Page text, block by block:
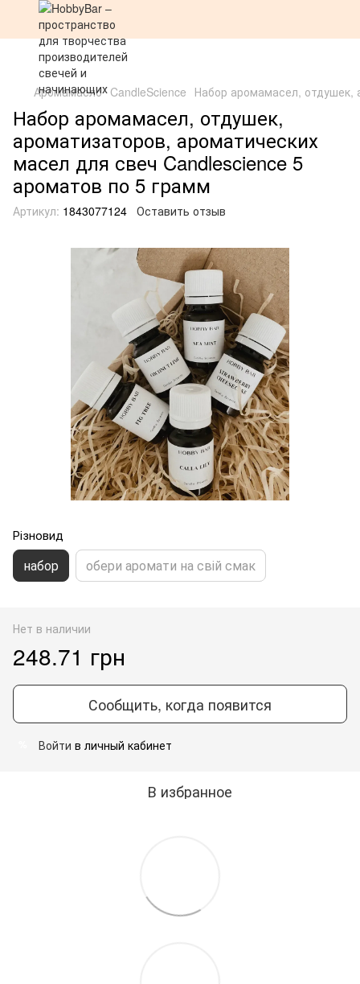
Аромамасло CandleScience Набор аромамасел, отдушек,
Набор аромамасел, отдушек,
ароматизаторов, ароматических
масел для свеч Candlescience 5
ароматов по 5 грамм
Артикул: 1843077124 Оставить отзыв
Різновид
набор обери аромати на свій смак
Нет в наличии
248.71 грн
Сообщить, когда появится
Войти в личный кабинет
В избранное